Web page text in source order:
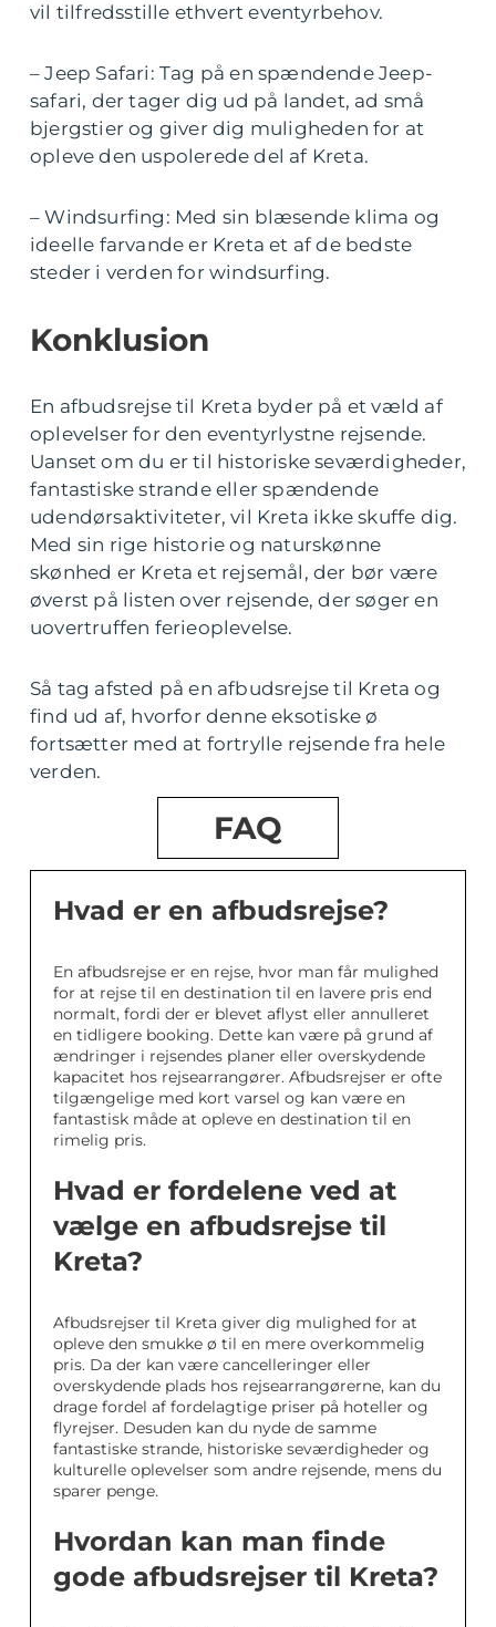
vil tilfredsstille ethvert eventyrbehov.
– Jeep Safari: Tag på en spændende Jeep-
safari, der tager dig ud på landet, ad små
bjergstier og giver dig muligheden for at
opleve den uspolerede del af Kreta.
– Windsurfing: Med sin blæsende klima og
ideelle farvande er Kreta et af de bedste
steder i verden for windsurfing.
Konklusion
En afbudsrejse til Kreta byder på et væld af
oplevelser for den eventyrlystne rejsende.
Uanset om du er til historiske seværdigheder,
fantastiske strande eller spændende
udendørsaktiviteter, vil Kreta ikke skuffe dig.
Med sin rige historie og naturskønne
skønhed er Kreta et rejsemål, der bør være
øverst på listen over rejsende, der søger en
uovertruffen ferieoplevelse.
Så tag afsted på en afbudsrejse til Kreta og
find ud af, hvorfor denne eksotiske ø
fortsætter med at fortrylle rejsende fra hele
verden.
FAQ
Hvad er en afbudsrejse?
En afbudsrejse er en rejse, hvor man får mulighed
for at rejse til en destination til en lavere pris end
normalt, fordi der er blevet aflyst eller annulleret
en tidligere booking. Dette kan være på grund af
ændringer i rejsendes planer eller overskydende
kapacitet hos rejsearrangører. Afbudsrejser er ofte
tilgængelige med kort varsel og kan være en
fantastisk måde at opleve en destination til en
rimelig pris.
Hvad er fordelene ved at
vælge en afbudsrejse til
Kreta?
Afbudsrejser til Kreta giver dig mulighed for at
opleve den smukke ø til en mere overkommelig
pris. Da der kan være cancelleringer eller
overskydende plads hos rejsearrangørerne, kan du
drage fordel af fordelagtige priser på hoteller og
flyrejser. Desuden kan du nyde de samme
fantastiske strande, historiske seværdigheder og
kulturelle oplevelser som andre rejsende, mens du
sparer penge.
Hvordan kan man finde
gode afbudsrejser til Kreta?